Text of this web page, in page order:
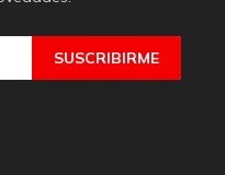
SUSCRIBIRME